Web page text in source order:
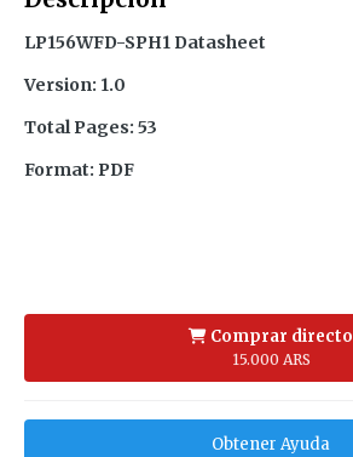
LP156WFD-SPH1 Datasheet
Version: 1.0
Total Pages: 53
Format: PDF
Comprar directo
15.000 ARS
Obtener Ayuda